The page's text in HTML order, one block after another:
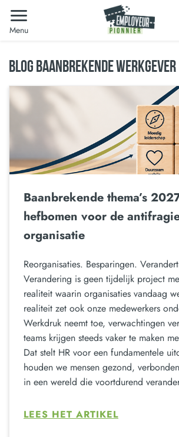
Menu
BLOG BAANBREKENDE WERKGEVER
Baanbrekende thema’s
hefbomen voor de
organisatie
Reorganisaties. Besparingen.
Verandering is geen tijdelijk project
realiteit waarin organisaties vandaag
realiteit zet ook onze medewerkers
Werkdruk neemt toe, verwachtingen
teams krijgen steeds vaker te maken
Dat stelt HR voor een fundamentele
houden we mensen gezond,
in een wereld die voortdurend
LEES HET ARTIKEL